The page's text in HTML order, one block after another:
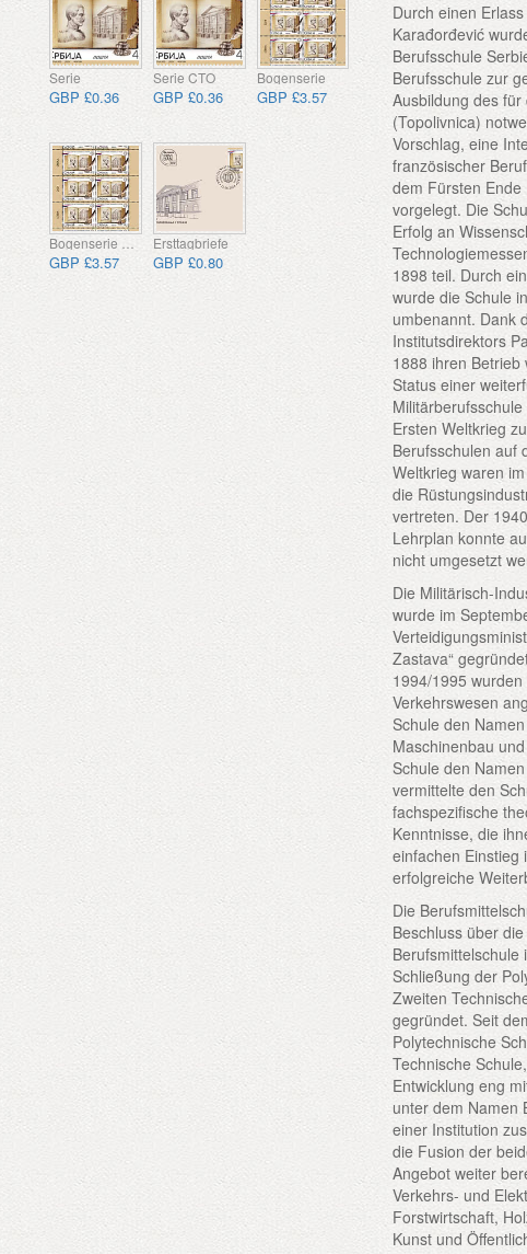
Serie
GBP £0.36
Serie CTO
GBP £0.36
Bogenserie
GBP £3.57
GBP £3.57
Ersttagbriefe
GBP £0.80
Durch einen
Karađorđević
Berufsschule
Berufsschule zur
Ausbildung des
(Topolivnica)
Vorschlag, eine
französischer
dem Fürsten
vorgelegt. Die
Erfolg an
1898 teil. Durch
wurde die Schule
umbenannt. Dank
Institutsdirektors
1888 ihren
Status einer
Ersten Weltkrieg
Berufsschulen auf
Weltkrieg waren
die
vertreten. Der
Lehrplan konnte
nicht umgesetzt
Die Militärisch-
wurde im
Zastava“
1994/1995
Verkehrswesen
Schule den
Maschinenbau
Schule den
vermittelte den
fachspezifische
Kenntnisse, die
einfachen Einstieg
erfolgreiche
Die
Beschluss über
Berufsmittelschule
Schließung der
Zweiten
gegründet. Seit
Polytechnische
Technische
Entwicklung eng
unter dem Namen
einer Institution
die Fusion der
Angebot weiter
Verkehrs- und
Forstwirtschaft,
Kunst und